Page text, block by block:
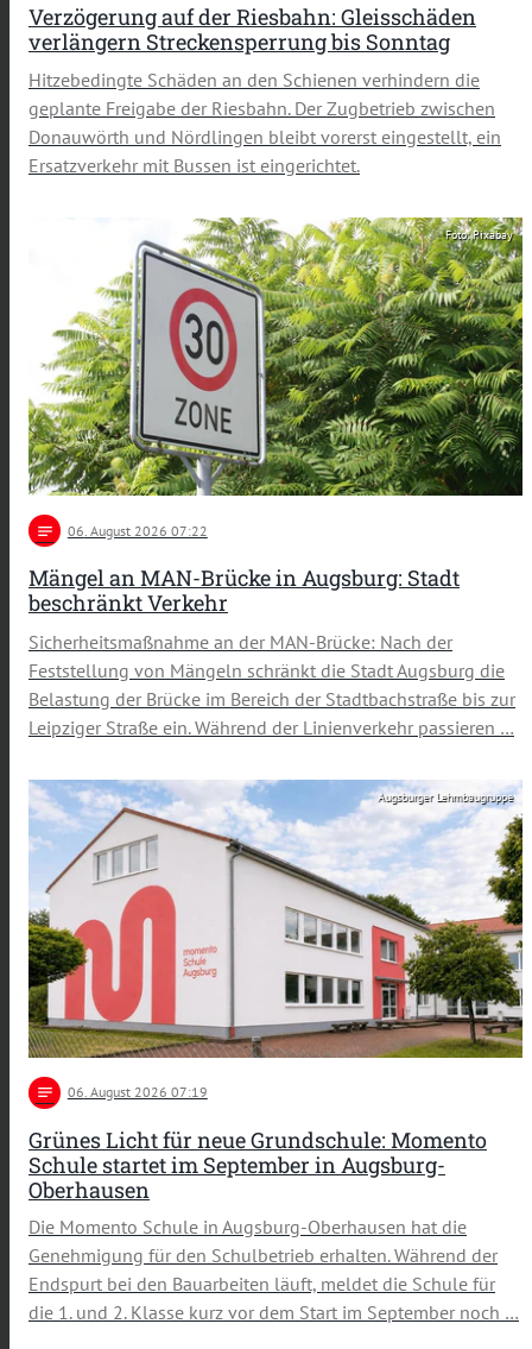
Verzögerung auf der Riesbahn: Gleisschäden
verlängern Streckensperrung bis Sonntag
Hitzebedingte Schäden an den Schienen verhindern die
geplante Freigabe der Riesbahn. Der Zugbetrieb zwischen
Donauwörth und Nördlingen bleibt vorerst eingestellt, ein
Ersatzverkehr mit Bussen ist eingerichtet.
Foto: Pixabay
notes 06 . August 2026 07:22
Mängel an MAN-Brücke in Augsburg: Stadt
beschränkt Verkehr
Sicherheitsmaßnahme an der MAN-Brücke: Nach der
Feststellung von Mängeln schränkt die Stadt Augsburg die
Belastung der Brücke im Bereich der Stadtbachstraße bis zur
Leipziger Straße ein. Während der Linienverkehr passieren …
Augsburger Lehmbaugruppe
notes 06. August 2026 07:19
Grünes Licht für neue Grundschule: Momento
Schule startet im September in Augsburg-
Oberhausen
Die Momento Schule in Augsburg-Oberhausen hat die
Genehmigung für den Schulbetrieb erhalten. Während der
Endspurt bei den Bauarbeiten läuft, meldet die Schule für
die 1. und 2. Klasse kurz vor dem Start im September noch …